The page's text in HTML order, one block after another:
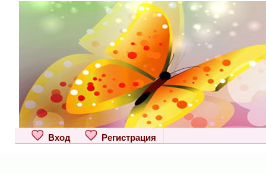
Вход Регистрация